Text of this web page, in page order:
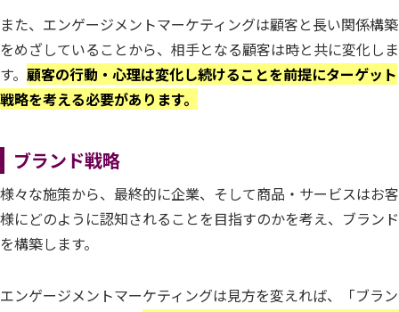
また、エンゲージメントマーケティングは顧客と長い関係構築
をめざしていることから、相手となる顧客は時と共に変化しま
す。 顧客の行動・心理は変化し続けることを前提にターゲット
戦略を考える必要があります。
ブランド戦略
様々な施策から、最終的に企業、そして商品・サービスはお客
様にどのように認知されることを目指すのかを考え、ブランド
を構築します。
エンゲージメントマーケティングは見方を変えれば、「ブラン